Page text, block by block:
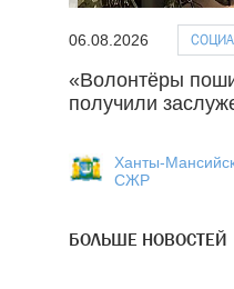
06.08.2026
«Волонтёры
получили
Ханты-
СЖР
БОЛЬШЕ НОВОСТЕЙ